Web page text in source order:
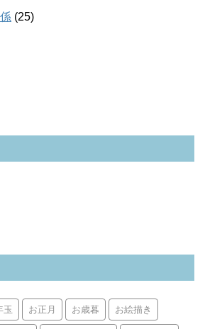
(25)
玉 お正月 お歳暮 お絵描き